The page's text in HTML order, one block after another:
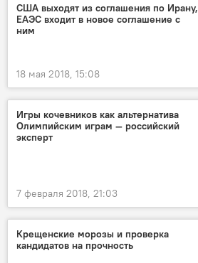
США выходят из соглашения по Ирану,
ЕАЭС входит в новое соглашение с
ним
18 мая 2018, 15:08
Игры кочевников как альтернатива
Олимпийским играм — российский
эксперт
7 февраля 2018, 21:03
Крещенские морозы и проверка
кандидатов на прочность